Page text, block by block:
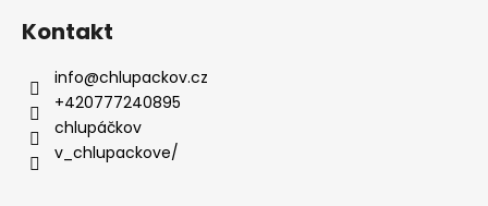
Kontakt
info@chlupackov.cz
+420777240895
chlupáčkov
v_chlupackove/